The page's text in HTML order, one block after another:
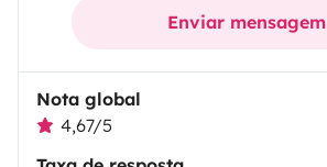
Enviar mensagem
Nota global
4,67/5